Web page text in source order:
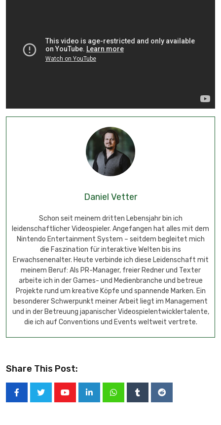
Daniel Vetter
Schon seit meinem dritten Lebensjahr bin ich
leidenschaftlicher Videospieler. Angefangen hat alles mit dem
Nintendo Entertainment System – seitdem begleitet mich
die Faszination für interaktive Welten bis ins
Erwachsenenalter. Heute verbinde ich diese Leidenschaft mit
meinem Beruf: Als PR-Manager, freier Redner und Texter
arbeite ich in der Games- und Medienbranche und betreue
Projekte rund um kreative Köpfe und spannende Marken. Ein
besonderer Schwerpunkt meiner Arbeit liegt im Management
und in der Betreuung japanischer Videospielentwicklertalente,
die ich auf Conventions und Events weltweit vertrete.
Share This Post: